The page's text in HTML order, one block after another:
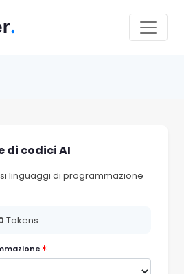
di codici AI
linguaggi di programmazione
Tokens